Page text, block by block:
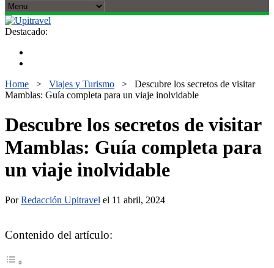
Destacado:
Home > Viajes y Turismo > Descubre los secretos de visitar
Mamblas: Guía completa para un viaje inolvidable
Descubre los secretos de visitar
Mamblas: Guía completa para
un viaje inolvidable
PorRedacción Upitravel el 11 abril, 2024
Contenido del artículo: